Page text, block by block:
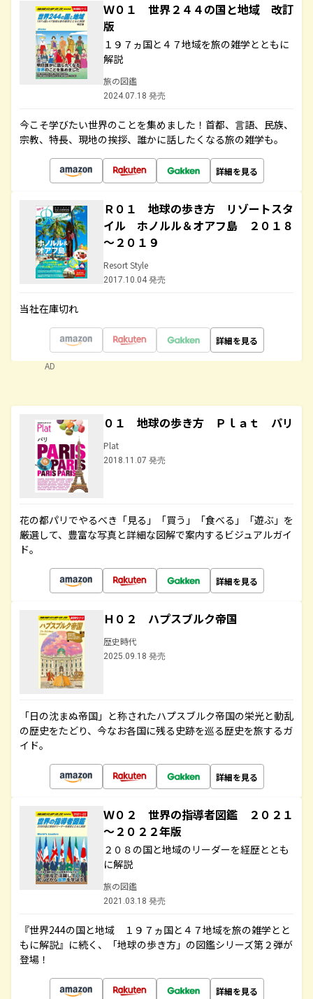
Ｗ０１ 世界２４４の国と地域 改訂
版
１９７ヵ国と４７地域を旅の雑学とともに
解説
旅の図鑑
2024.07.18 発売
今こそ学びたい世界のことを集めました！首都、言語、民族、
宗教、特長、現地の挨拶、誰かに話したくなる旅の雑学も。
詳細を見る
Ｒ０１ 地球の歩き方 リゾートスタ
イル ホノルル＆オアフ島 ２０１８
～２０１９
Resort Style
2017.10.04 発売
当社在庫切れ
詳細を見る
AD
０１ 地球の歩き方 Ｐｌａｔ パリ
Plat
2018.11.07 発売
花の都パリでやるべき「見る」「買う」「食べる」「遊ぶ」を
厳選して、豊富な写真と詳細な図解で案内するビジュアルガイ
ド。
詳細を見る
Ｈ０２ ハプスブルク帝国
歴史時代
2025.09.18 発売
「日の沈まぬ帝国」と称されたハプスブルク帝国の栄光と動乱
の歴史をたどり、今なお各国に残る史跡を巡る歴史を旅するガ
イド。
詳細を見る
Ｗ０２ 世界の指導者図鑑 ２０２１
～２０２２年版
２０８の国と地域のリーダーを経歴ととも
に解説
旅の図鑑
2021.03.18 発売
『世界244の国と地域 １９７ヵ国と４７地域を旅の雑学とと
もに解説』に続く、「地球の歩き方」の図鑑シリーズ第２弾が
登場！
詳細を見る